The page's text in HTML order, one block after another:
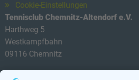
Cookie-Einstellungen
Tennisclub Chemnitz-Altendorf e.V.
Harthweg 5
Westkampfbahn
09116 Chemnitz